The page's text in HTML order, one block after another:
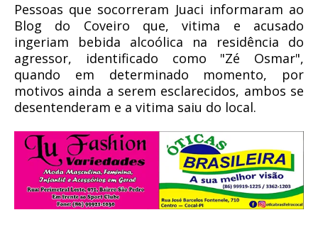
Pessoas que socorreram Juaci informaram ao
Blog do Coveiro que, vitima e acusado
ingeriam bebida alcoólica na residência do
agressor, identificado como "Zé Osmar",
quando em determinado momento, por
motivos ainda a serem esclarecidos, ambos se
desentenderam e a vitima saiu do local.